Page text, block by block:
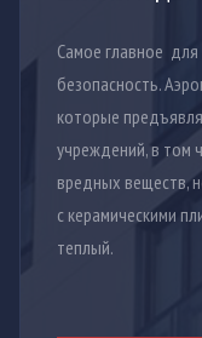
Самое главное
безопасность.
которые
учреждений, в том
вредных веществ,
с керамическими
теплый.